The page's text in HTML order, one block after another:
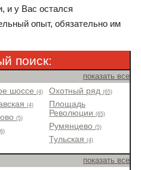
и у Вас остался
опыт, обязательно им
поиск:
показать все
шоссе(4)
(4)
(5)
Охотный ряд(65)
Площадь
Революции(65)
Румянцево(5)
Тульская(4)
показать все